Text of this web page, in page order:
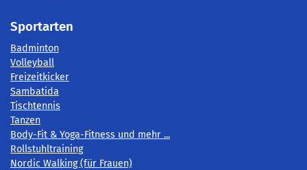
Sportarten
Badminton
Volleyball
Freizeitkicker
Sambatida
Tischtennis
Tanzen
Body-Fit & Yoga-Fitness und mehr ...
Rollstuhltraining
Nordic Walking (für Frauen)